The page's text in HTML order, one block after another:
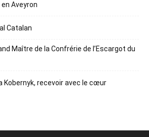
Aveyron
Catalan
Maître de la Confrérie de l’Escargot du
Kobernyk, recevoir avec le cœur